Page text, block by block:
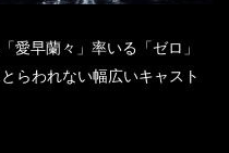
愛早蘭々」率いる「ゼロ」
らわれない幅広いキャスト